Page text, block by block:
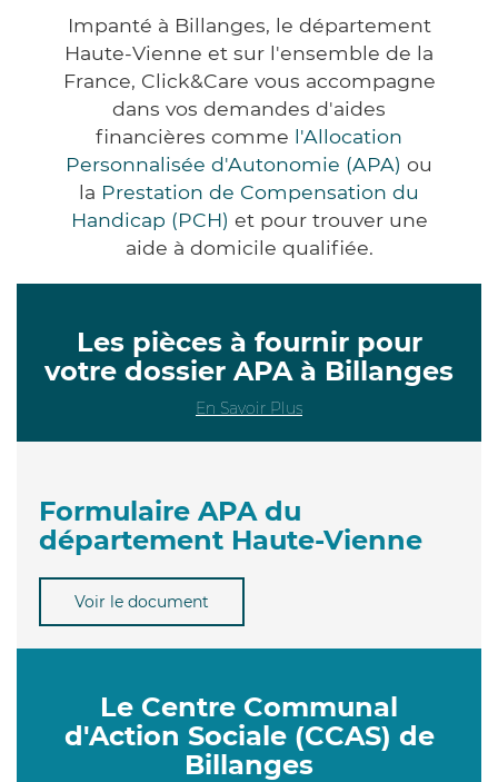
Impanté à Billanges, le département
Haute-Vienne et sur l'ensemble de la
France, Click&Care vous accompagne
dans vos demandes d'aides
financières comme l'Allocation
Personnalisée d'Autonomie (APA) ou
la Prestation de Compensation du
Handicap (PCH) et pour trouver une
aide à domicile qualifiée.
Les pièces à fournir pour
votre dossier APA à Billanges
En Savoir Plus
Formulaire APA du
département Haute-Vienne
Voir le document
Le Centre Communal
d'Action Sociale (CCAS) de
Billanges